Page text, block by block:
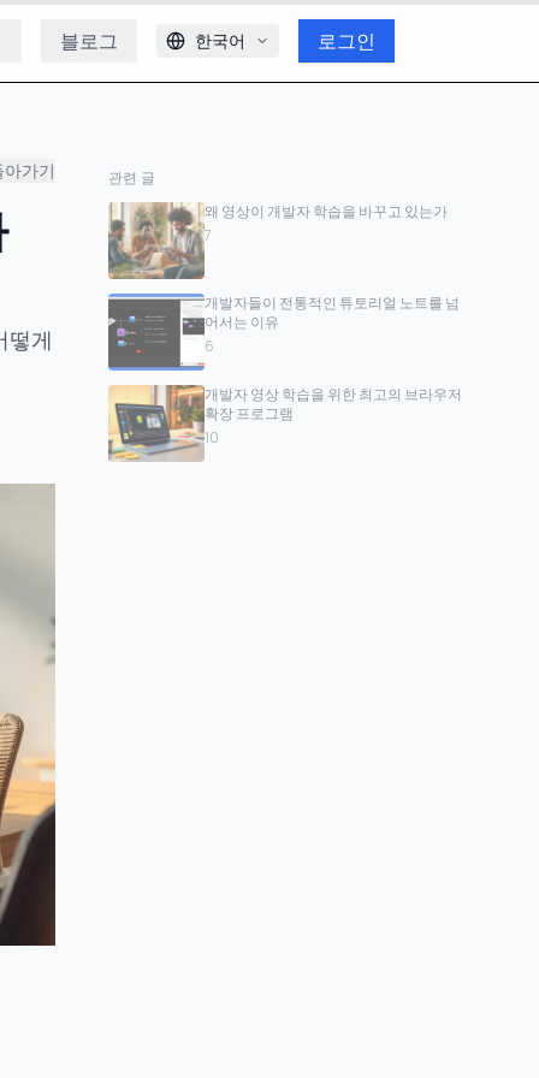
블로그 한국어 로그인
가기
떻게
관련 글
왜 영상이 개발자 학습을 바꾸고 있는가
7
개발자들이 전통적인 튜토리얼 노트를 넘
어서는 이유
6
개발자 영상 학습을 위한 최고의 브라우저
확장 프로그램
10